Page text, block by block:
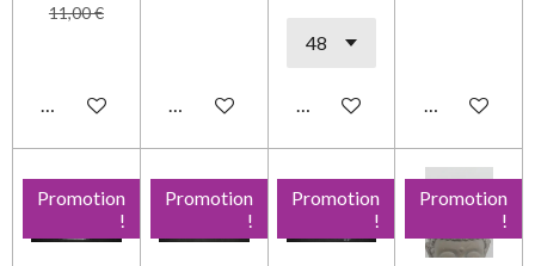
11,00 €
Ajouter au panierAjouter au panierAjouter au panierAjouter au
Promotion
!
Promotion
!
Promotion
!
Promotion
!